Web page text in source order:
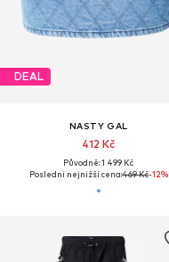
DEAL
NASTY GAL
412 Kč
Původně: 1 499 Kč
Poslední nejnižší cena:469 Kč-12%